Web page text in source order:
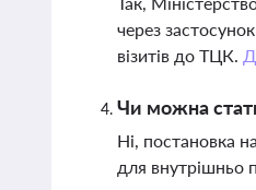
через
візитів до ТЦК.
Чи можна
Ні, постановка
для внутрішньо